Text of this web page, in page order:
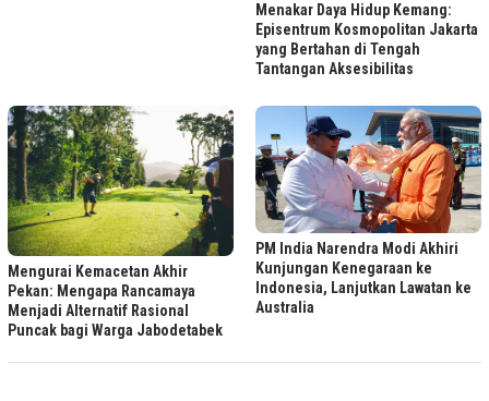
Menakar Daya Hidup Kemang:
Episentrum Kosmopolitan Jakarta
yang Bertahan di Tengah
Tantangan Aksesibilitas
Mengurai Kemacetan Akhir
Pekan: Mengapa Rancamaya
Menjadi Alternatif Rasional
Puncak bagi Warga Jabodetabek
PM India Narendra Modi Akhiri
Kunjungan Kenegaraan ke
Indonesia, Lanjutkan Lawatan ke
Australia